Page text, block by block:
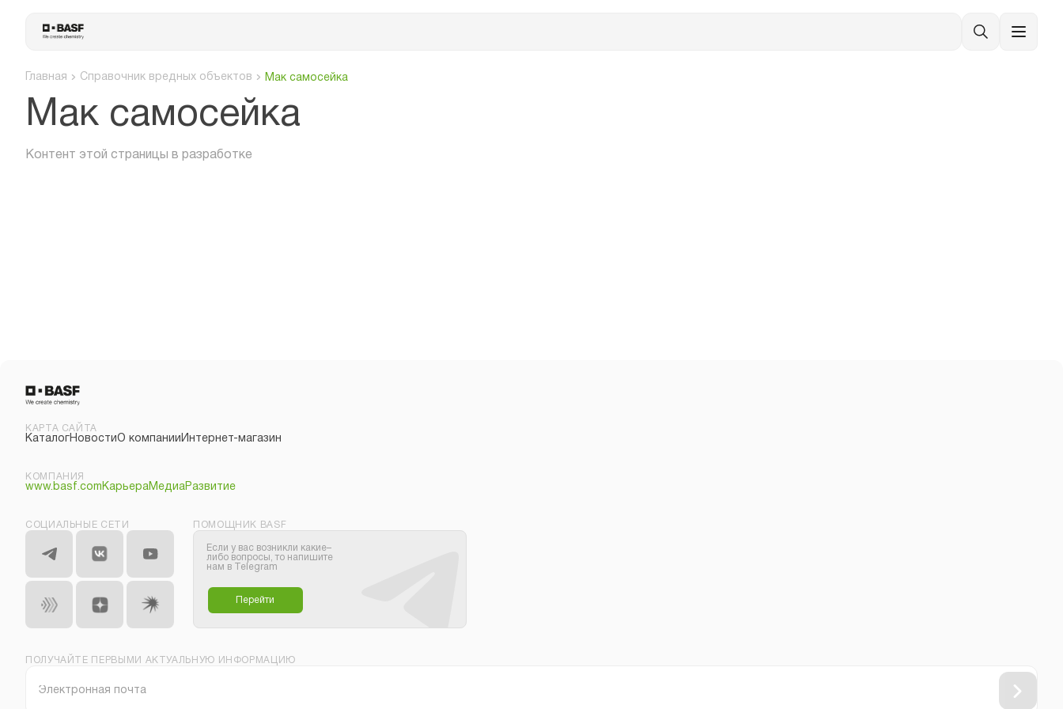
Главная Справочник вредных объектов Мак самосейка
Мак самосейка
Контент этой страницы в разработке
КАРТА САЙТА
КаталогНовостиО компании Интернет-магазин
КОМПАНИЯ
www.basf.com КарьераМедиаРазвитие
СОЦИАЛЬНЫЕ СЕТИ ПОМОЩНИК BASF
Если у вас возникли какие–
либо вопросы, то напишите
нам в Telegram
Перейти
ПОЛУЧАЙТЕ ПЕРВЫМИ АКТУАЛЬНУЮ ИНФОРМАЦИЮ